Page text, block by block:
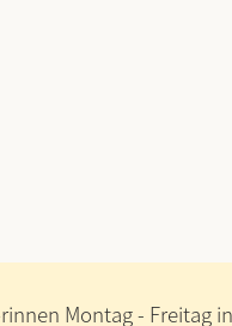
Montag - Freitag